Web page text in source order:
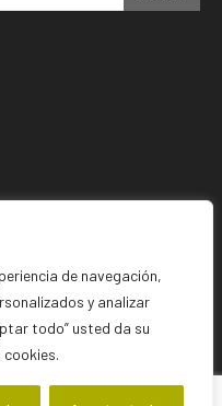
de navegación,
y analizar
todo” usted da su